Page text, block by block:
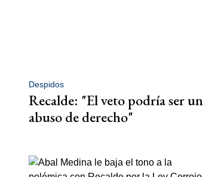
Despidos
Recalde: "El veto podría ser un
abuso de derecho"